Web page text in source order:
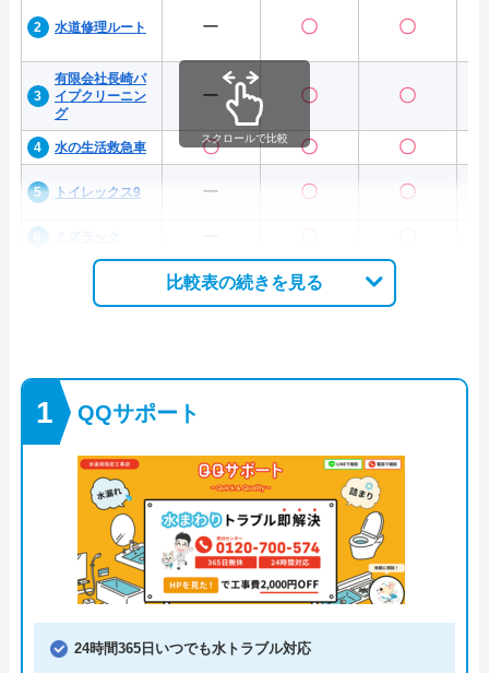
水道修理ルート ー 〇 〇
有限会社長崎パ
イプクリーニン
グ
ー 〇 〇
水の生活救急車 〇 〇 〇
トイレックス9 ー 〇 〇
スクロールで比較
比較表の続きを見る
QQサポート
24時間365日いつでも水トラブル対応